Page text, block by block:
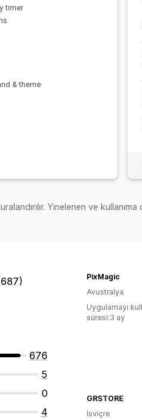
timer
& theme
Yinelenen ve
676
5
0
4
PixMagic
Avustralya
Uygulamayı
süresi:3 ay
GRSTORE
İsviçre